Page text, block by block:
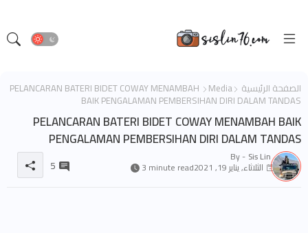
الصفحة الرئيسية Media
PELANCARAN BATERI BIDET COWAY MENAMBAH
BAIK PENGALAMAN PEMBERSIHAN DIRI DALAM TANDAS
PELANCARAN BATERI BIDET COWAY MENAMBAH BAIK
PENGALAMAN PEMBERSIHAN DIRI DALAM TANDAS
By - Sis Lin
الثلاثاء, يناير 19, 2021 3 minute read
5